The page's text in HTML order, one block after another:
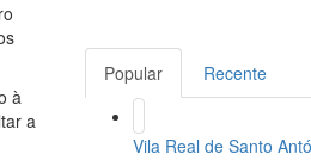
à
a
Popular Recente
Vila Real de Santo